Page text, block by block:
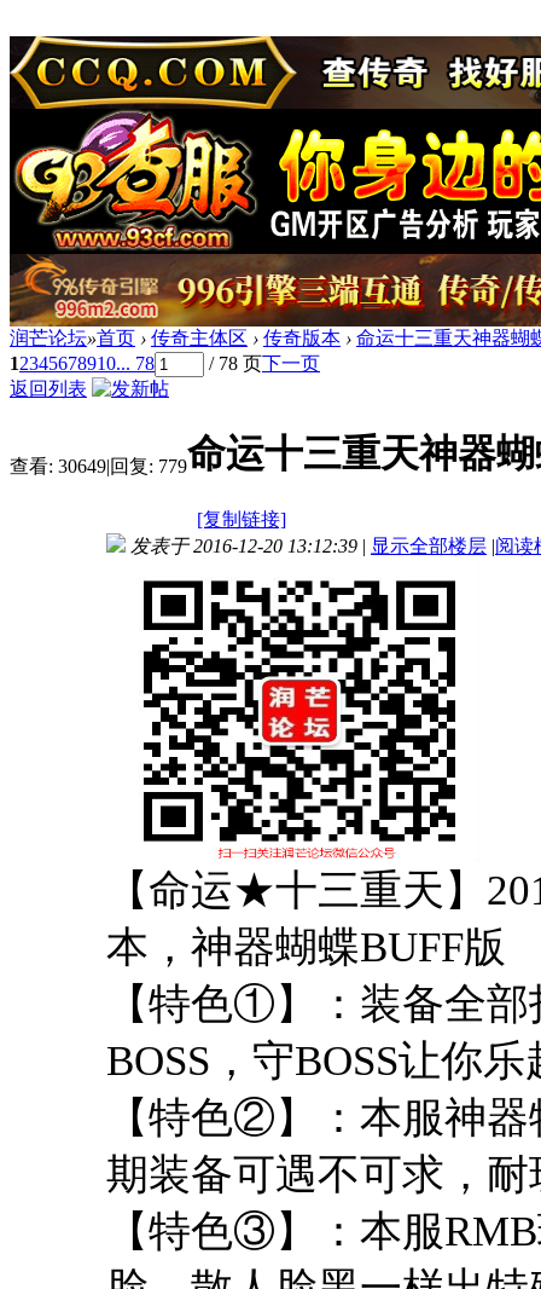
润芒论坛»首页 › 传奇主体区 › 传奇版本 › 命运十三重天神器蝴
12345678910... 78 / 78 页下一页
返回列表
查看: 30649|回复: 779命运十三重天神器
[复制链接]
发表于 2016-12-20 13:12:39 | 显示全部楼层 |阅读
【命运★十三重天】
本，神器蝴蝶BUFF版
【特色①】：装备全
BOSS，守BOSS让你
【特色②】：本服神
期装备可遇不可求，
【特色③】：本服